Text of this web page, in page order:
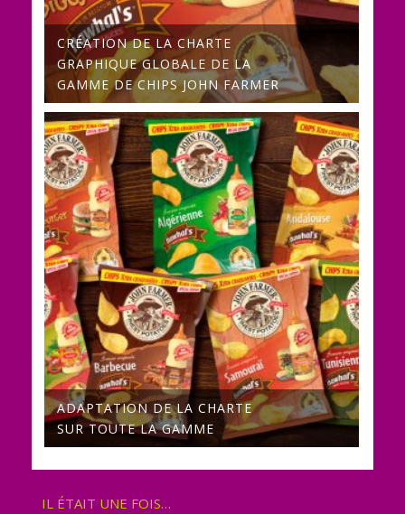
CRÉATION DE LA CHARTE
GRAPHIQUE GLOBALE DE LA
GAMME DE CHIPS JOHN FARMER
ADAPTATION DE LA CHARTE
SUR TOUTE LA GAMME
IL ÉTAIT UNE FOIS…